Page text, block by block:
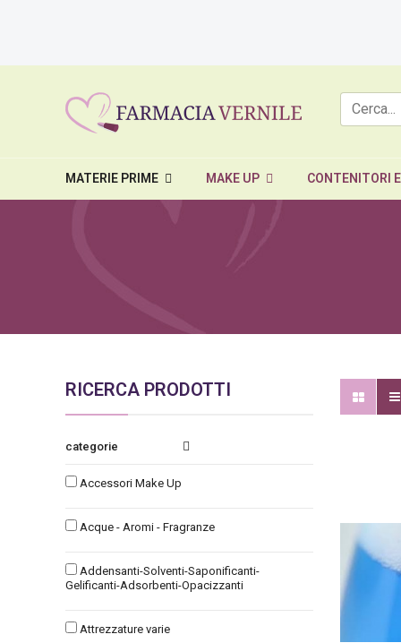
MATERIE PRIME MAKE UP CONTENITORI
RICERCA PRODOTTI
Accessori Make Up
Acque - Aromi - Fragranze
Addensanti-Solventi-Saponificanti-
Gelificanti-Adsorbenti-Opacizzanti
Attrezzature varie